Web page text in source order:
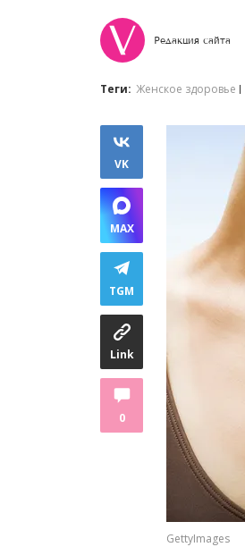
Редакция сайта
Теги: Женское здоровье
VK
MAX
TGM
Link
0
GettyImages